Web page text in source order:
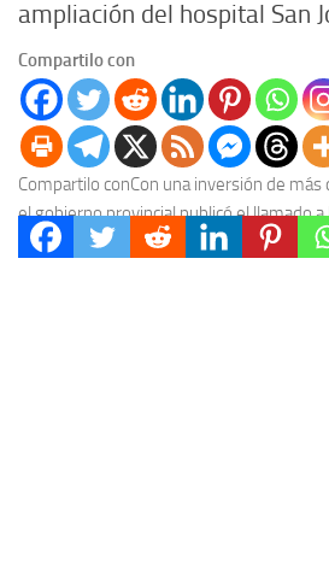
ampliación del hospital San
Compartilo con
Compartilo conCon una inversión de
el gobierno provincial publicó el llamado
ampliación hospital...